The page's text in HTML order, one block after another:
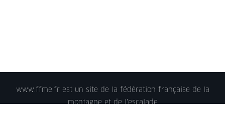
www.ffme.fr est un site de la fédération française de la
montagne et de l'escalade